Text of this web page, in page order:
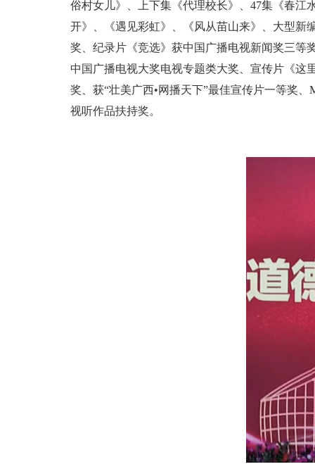
俗村女儿》、上下集《代理校长》、47集《春江
开》、《遇见彩虹》、《风从苗山来》、大型新
奖、纪录片《竞选》获中国广播电视新闻奖三
中国广播电视大奖电视专题类大奖、宣传片《这
奖、获“壮美广西•网播天下”最佳宣传片一等奖
视听作品扶持奖。